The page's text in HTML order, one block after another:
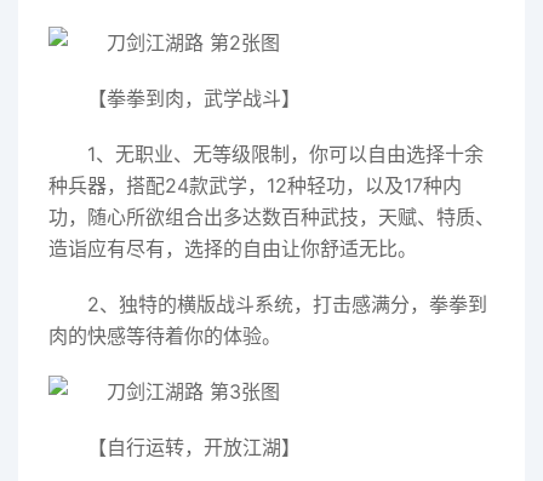
【拳拳到肉，武学战斗】
1、无职业、无等级限制，你可以自由选择十余
种兵器，搭配24款武学，12种轻功，以及17种内
功，随心所欲组合出多达数百种武技，天赋、特质、
造诣应有尽有，选择的自由让你舒适无比。
2、独特的横版战斗系统，打击感满分，拳拳到
肉的快感等待着你的体验。
【自行运转，开放江湖】